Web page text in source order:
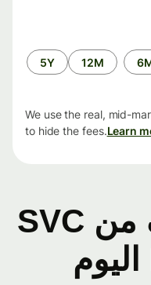
12M
5Y
We use the real, mid-
to hide the fees.Learn
أسعار الصرف من SVC